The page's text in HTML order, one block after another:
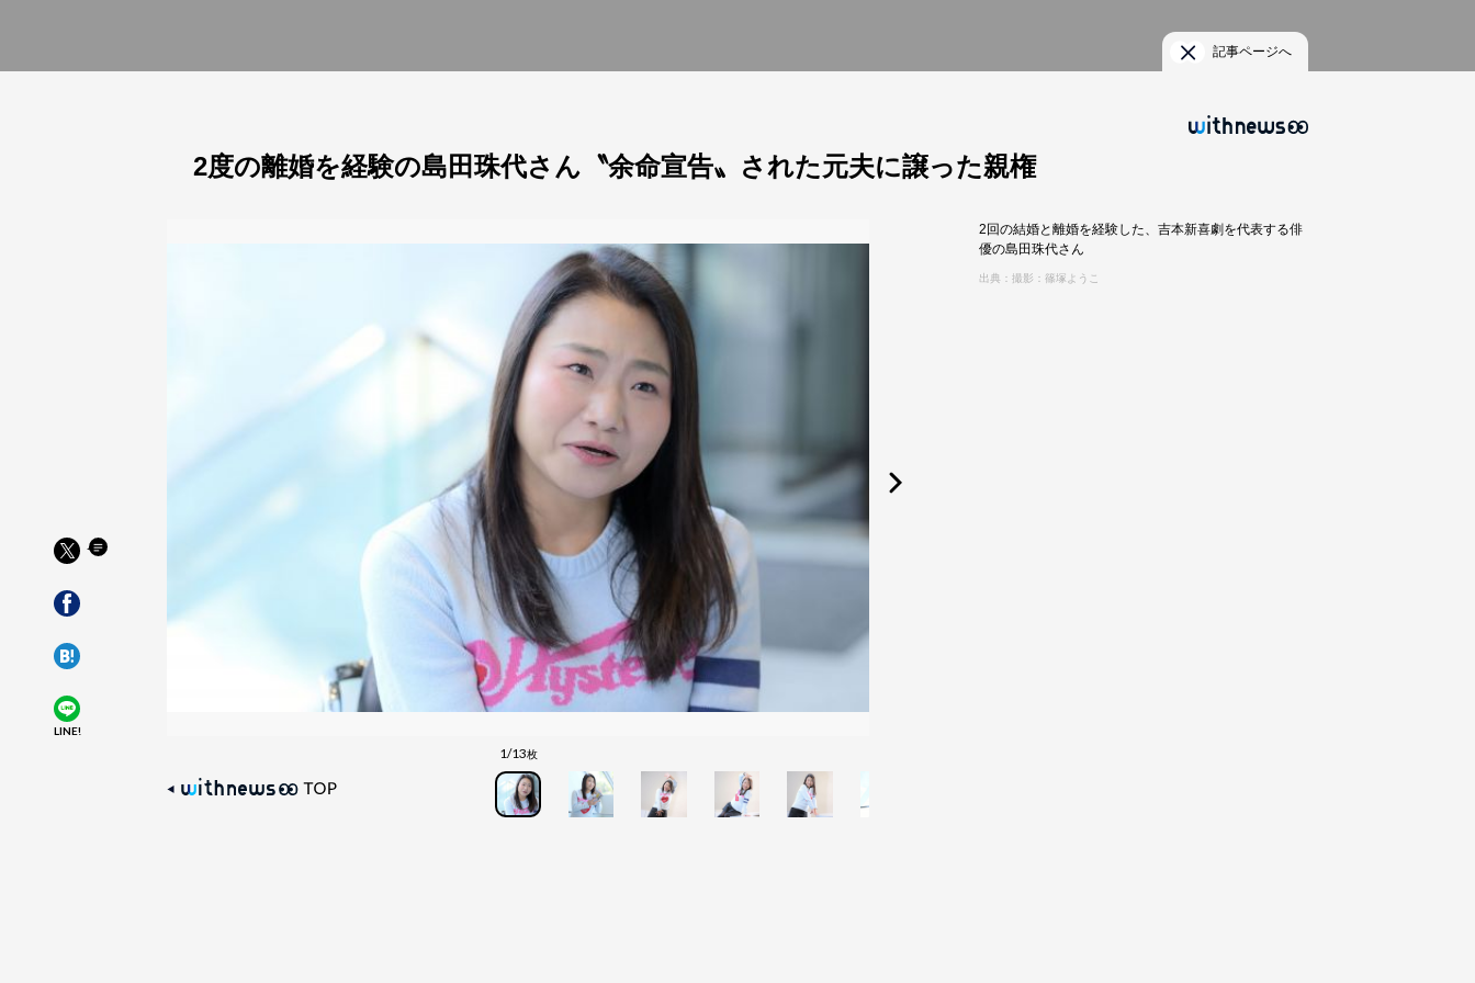
LINE!
記事ページへ
2度の離婚を経験の島田珠代さん〝余命宣告〟された元夫に譲った親権
1/13枚
2回の結婚と離婚を経験した、吉本新喜劇を代表する俳
優の島田珠代さん
出典：撮影：篠塚ようこ